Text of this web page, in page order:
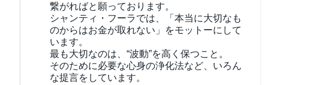
繋がればと願っております。
シャンティ・フーラでは、「本当に大切なも
のからはお金が取れない」をモットーにして
います。
最も大切なのは、“波動”を高く保つこと。
そのために必要な心身の浄化法など、いろん
な提言をしています。